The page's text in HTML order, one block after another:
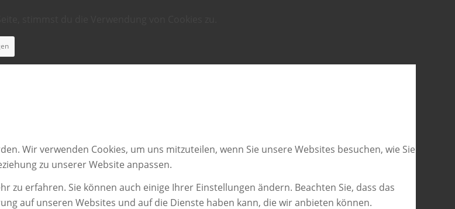
Wir verwenden Cookies, um uns mitzuteilen, wenn Sie unsere Websites besuchen, wie Sie
zu unserer Website anpassen.
zu erfahren. Sie können auch einige Ihrer Einstellungen ändern. Beachten Sie, dass das
auf unseren Websites und auf die Dienste haben kann, die wir anbieten können.